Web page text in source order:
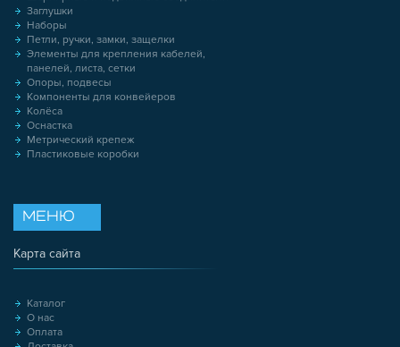
Заглушки
Наборы
Петли, ручки, замки, защелки
Элементы для крепления кабелей,
панелей, листа, сетки
Опоры, подвесы
Компоненты для конвейеров
Колёса
Оснастка
Метрический крепеж
Пластиковые коробки
МЕНЮ
Карта сайта
Каталог
О нас
Оплата